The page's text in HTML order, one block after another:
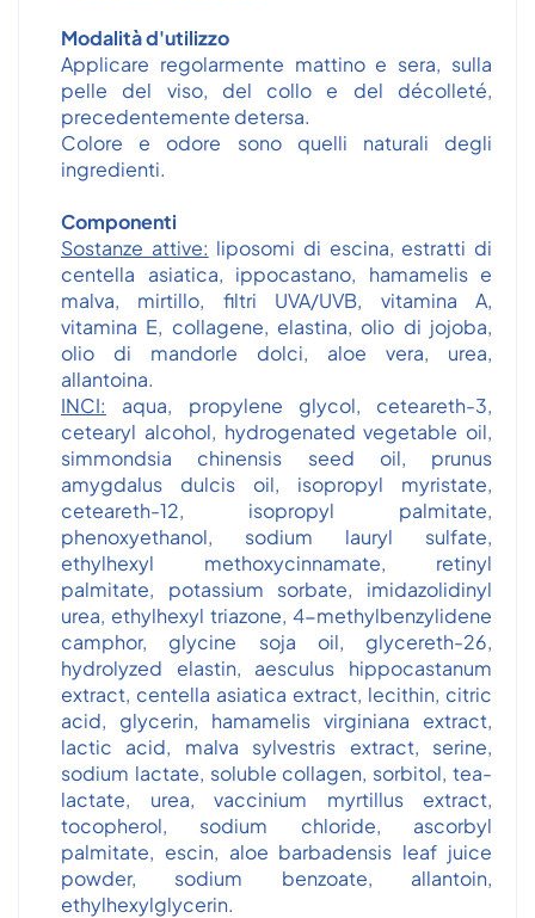
Modalità d'utilizzo
Applicare regolarmente mattino e sera, sulla
pelle del viso, del collo e del décolleté,
precedentemente detersa.
Colore e odore sono quelli naturali degli
ingredienti.
Componenti
Sostanze attive: liposomi di escina, estratti di
centella asiatica, ippocastano, hamamelis e
malva, mirtillo, filtri UVA/UVB, vitamina A,
vitamina E, collagene, elastina, olio di jojoba,
olio di mandorle dolci, aloe vera, urea,
allantoina.
INCI: aqua, propylene glycol, ceteareth-3,
cetearyl alcohol, hydrogenated vegetable oil,
simmondsia chinensis seed oil, prunus
amygdalus dulcis oil, isopropyl myristate,
ceteareth-12, isopropyl palmitate,
phenoxyethanol, sodium lauryl sulfate,
ethylhexyl methoxycinnamate, retinyl
palmitate, potassium sorbate, imidazolidinyl
urea, ethylhexyl triazone, 4-methylbenzylidene
camphor, glycine soja oil, glycereth-26,
hydrolyzed elastin, aesculus hippocastanum
extract, centella asiatica extract, lecithin, citric
acid, glycerin, hamamelis virginiana extract,
lactic acid, malva sylvestris extract, serine,
sodium lactate, soluble collagen, sorbitol, tea-
lactate, urea, vaccinium myrtillus extract,
tocopherol, sodium chloride, ascorbyl
palmitate, escin, aloe barbadensis leaf juice
powder, sodium benzoate, allantoin,
ethylhexylglycerin.